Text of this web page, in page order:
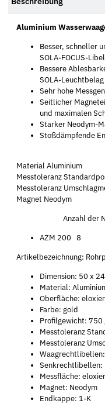
Aluminium
Besser, schneller
SOLA-FOCUS-
Bessere
SOLA-Leuchtbelag
Sehr hohe
Seitlicher
und maximalen
Starker Neodym-
Stoßdämpfende
Material Aluminium
Messtoleranz
Messtoleranz
Magnet Neodym
Anzahl der
AZM 200 8
Artikelbezeichnung:
Dimension: 50 x
Material:
Oberfläche:
Farbe: gold
Profilgewicht: 750
Messtoleranz
Messtoleranz
Senkrechtlibellen:
Messfläche:
Magnet: Neodym
Endkappe: 1-K